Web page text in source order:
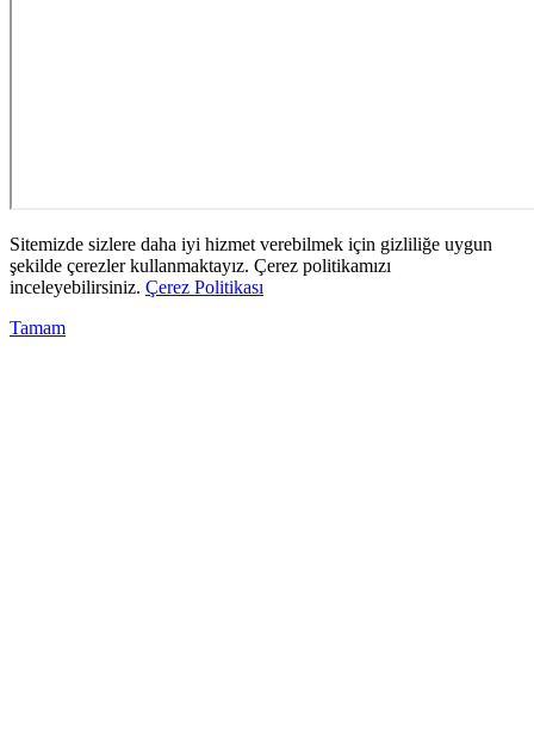
Sitemizde sizlere daha iyi hizmet verebilmek için gizliliğe uygun
şekilde çerezler kullanmaktayız. Çerez politikamızı
inceleyebilirsiniz. Çerez Politikası
Tamam